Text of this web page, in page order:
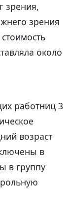
зрения,
зрения
около
работниц 3
возраст
в
в группу